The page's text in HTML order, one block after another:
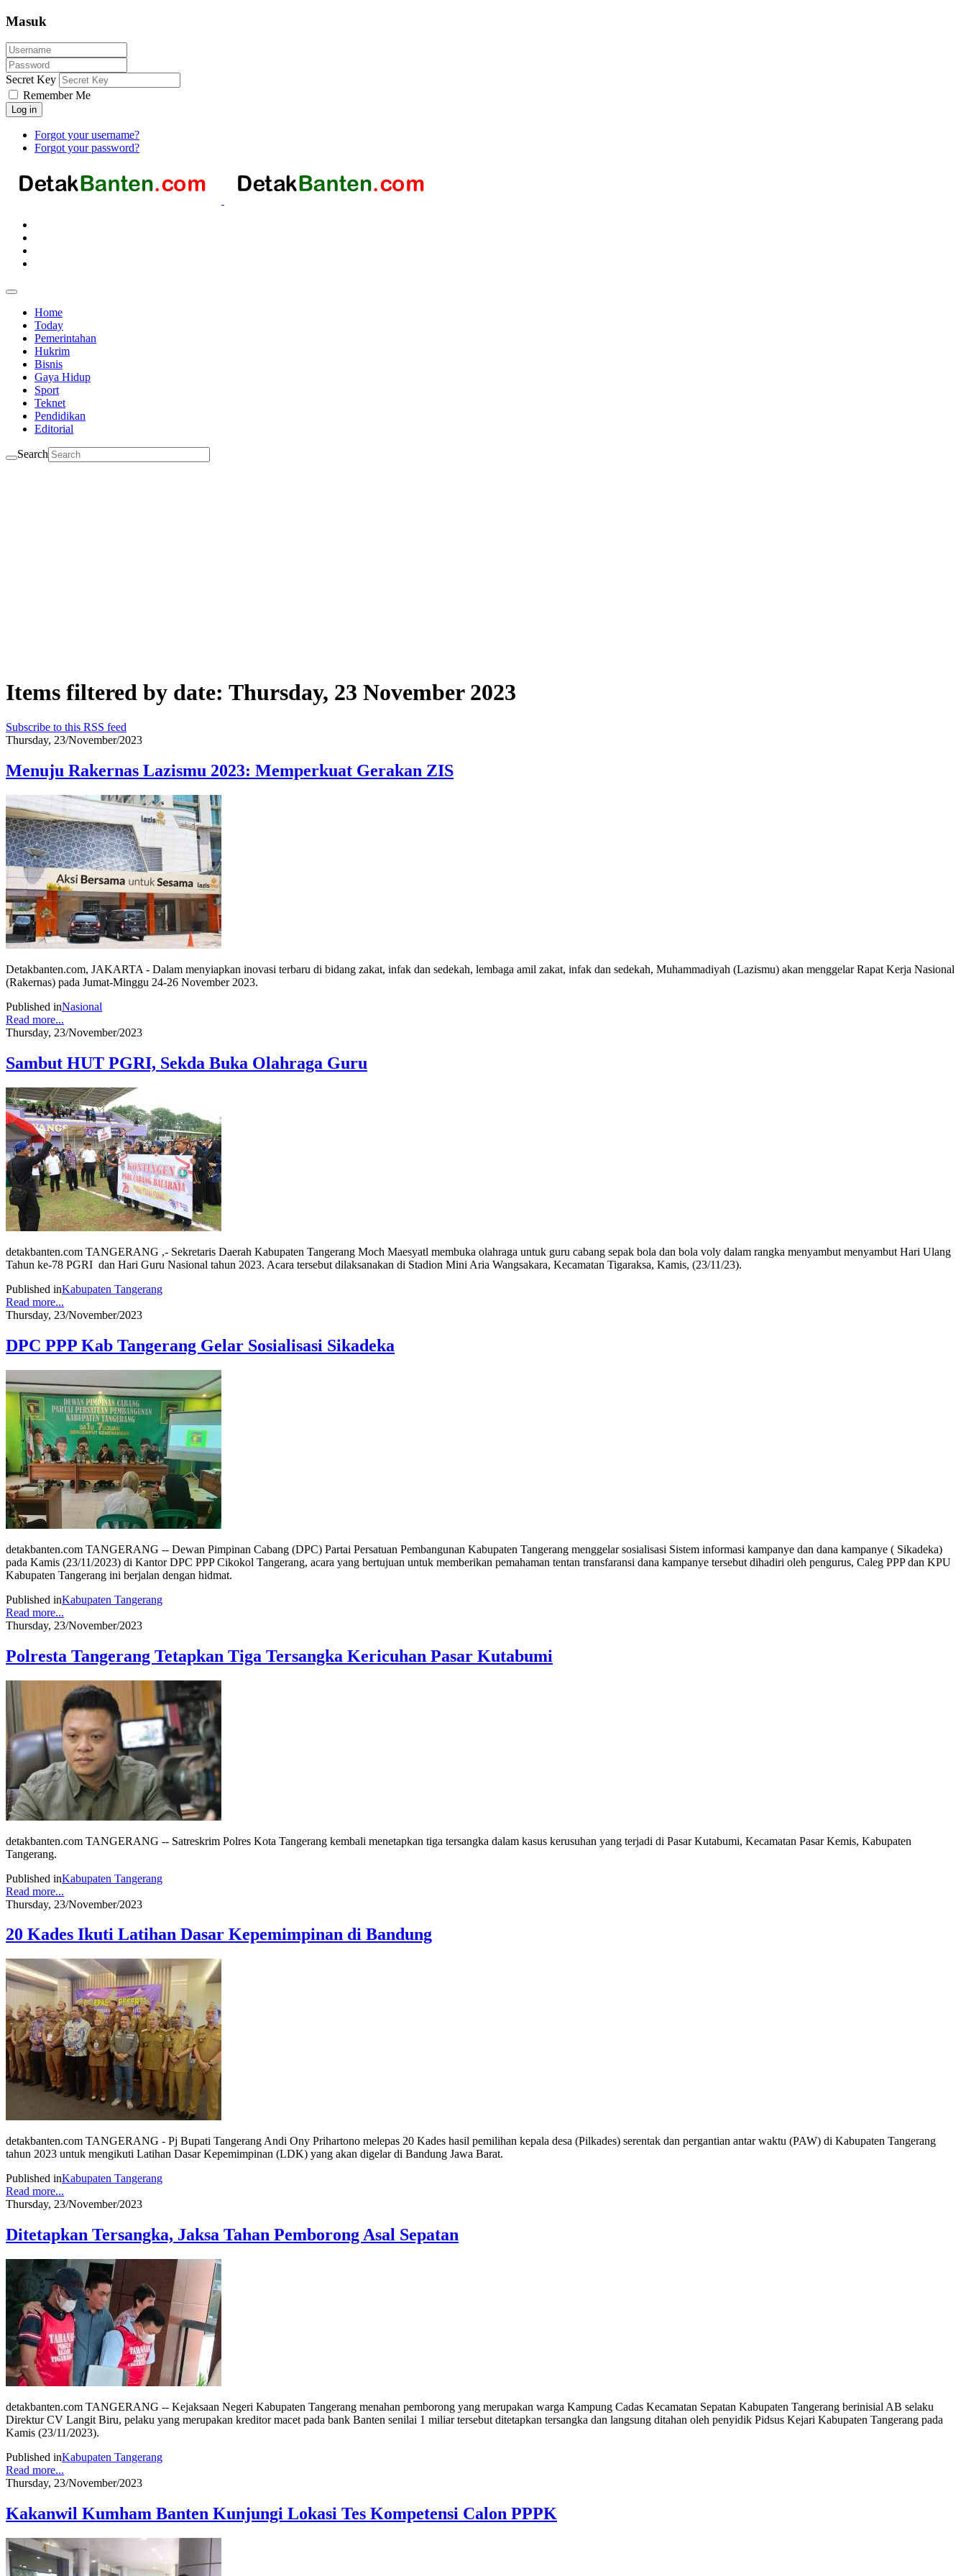
Masuk
Secret Key
Remember Me
Log in
Forgot your username?
Forgot your password?
Home
Today
Pemerintahan
Hukrim
Bisnis
Gaya Hidup
Sport
Teknet
Pendidikan
Editorial
Search
Items filtered by date: Thursday, 23 November 2023
Subscribe to this RSS feed
Thursday, 23/November/2023
Menuju Rakernas Lazismu 2023: Memperkuat Gerakan ZIS
Detakbanten.com, JAKARTA - Dalam menyiapkan inovasi terbaru di bidang zakat, infak dan sedekah, lembaga amil zakat, infak dan sedekah, Muhammadiyah (Lazismu) akan menggelar Rapat Kerja Nasional
(Rakernas) pada Jumat-Minggu 24-26 November 2023.
Published inNasional
Read more...
Thursday, 23/November/2023
Sambut HUT PGRI, Sekda Buka Olahraga Guru
detakbanten.com TANGERANG ,- Sekretaris Daerah Kabupaten Tangerang Moch Maesyatl membuka olahraga untuk guru cabang sepak bola dan bola voly dalam rangka menyambut menyambut Hari Ulang
Tahun ke-78 PGRI dan Hari Guru Nasional tahun 2023. Acara tersebut dilaksanakan di Stadion Mini Aria Wangsakara, Kecamatan Tigaraksa, Kamis, (23/11/23).
Published inKabupaten Tangerang
Read more...
Thursday, 23/November/2023
DPC PPP Kab Tangerang Gelar Sosialisasi Sikadeka
detakbanten.com TANGERANG -- Dewan Pimpinan Cabang (DPC) Partai Persatuan Pembangunan Kabupaten Tangerang menggelar sosialisasi Sistem informasi kampanye dan dana kampanye ( Sikadeka)
pada Kamis (23/11/2023) di Kantor DPC PPP Cikokol Tangerang, acara yang bertujuan untuk memberikan pemahaman tentan transfaransi dana kampanye tersebut dihadiri oleh pengurus, Caleg PPP dan KPU
Kabupaten Tangerang ini berjalan dengan hidmat.
Published inKabupaten Tangerang
Read more...
Thursday, 23/November/2023
Polresta Tangerang Tetapkan Tiga Tersangka Kericuhan Pasar Kutabumi
detakbanten.com TANGERANG -- Satreskrim Polres Kota Tangerang kembali menetapkan tiga tersangka dalam kasus kerusuhan yang terjadi di Pasar Kutabumi, Kecamatan Pasar Kemis, Kabupaten
Tangerang.
Published inKabupaten Tangerang
Read more...
Thursday, 23/November/2023
20 Kades Ikuti Latihan Dasar Kepemimpinan di Bandung
detakbanten.com TANGERANG - Pj Bupati Tangerang Andi Ony Prihartono melepas 20 Kades hasil pemilihan kepala desa (Pilkades) serentak dan pergantian antar waktu (PAW) di Kabupaten Tangerang
tahun 2023 untuk mengikuti Latihan Dasar Kepemimpinan (LDK) yang akan digelar di Bandung Jawa Barat.
Published inKabupaten Tangerang
Read more...
Thursday, 23/November/2023
Ditetapkan Tersangka, Jaksa Tahan Pemborong Asal Sepatan
detakbanten.com TANGERANG -- Kejaksaan Negeri Kabupaten Tangerang menahan pemborong yang merupakan warga Kampung Cadas Kecamatan Sepatan Kabupaten Tangerang berinisial AB selaku
Direktur CV Langit Biru, pelaku yang merupakan kreditor macet pada bank Banten senilai 1 miliar tersebut ditetapkan tersangka dan langsung ditahan oleh penyidik Pidsus Kejari Kabupaten Tangerang pada
Kamis (23/11/2023).
Published inKabupaten Tangerang
Read more...
Thursday, 23/November/2023
Kakanwil Kumham Banten Kunjungi Lokasi Tes Kompetensi Calon PPPK